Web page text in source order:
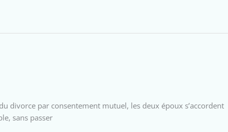
divorce par consentement mutuel, les deux époux s’accordent
sans passer